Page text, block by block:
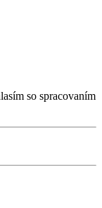
so spracovaním